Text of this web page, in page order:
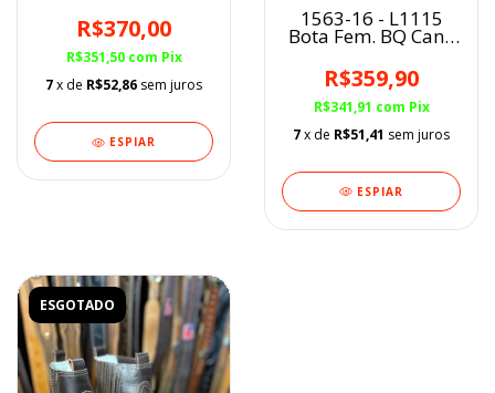
BF
R$370,00
R$351,50 com Pix
7x de R$52,86 sem juros
ESPIAR
1563-16 - L1115
Bota Fem. BQ Cano
Curto Fóssil Preto
Angus
R$359,90
R$341,91 com Pix
7x de R$51,41 sem juros
ESPIAR
ESGOTADO